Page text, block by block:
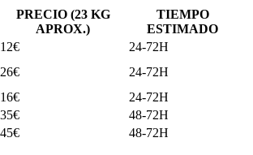
PRECIO (23 KG
APROX.)
TIEMPO
ESTIMADO
12€
24-72H
26€
24-72H
16€
24-72H
35€
48-72H
45€ 48-72H